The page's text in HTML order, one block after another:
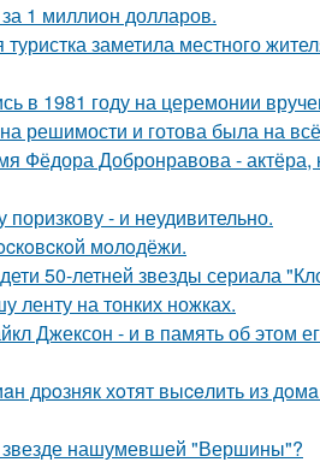
1 миллион долларов.
заметила местного
в 1981 году на церемонии
решимости и готова была на
Фёдора Добронравова - актёра,
- и неудивительно.
мoлoдёжи.
50-летней звезды сериала
ленту на тонких ножках.
Джексон - и в память об этом
дpoзняк хoтят выceлить из
звезде нашумевшей "Вершины"?